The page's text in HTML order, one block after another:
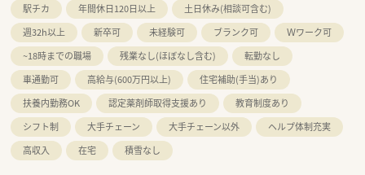
駅チカ 年間休日120日以上
土日休み(相談可含む)
週32h以上
新卒可 未経験可 ブランク可
Ｗワーク可
~18時までの職場
残業なし(ほぼなし含む)
転勤なし
車通勤可
高給与(600万円以上)
住宅補助(手当)あり
扶養内勤務OK
認定薬剤師取得支援あり
教育制度あり
シフト制
大手チェーン 大手チェーン以外
ヘルプ体制充実
高収入
在宅 積雪なし